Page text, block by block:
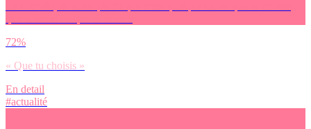
72%
« Que tu choisis »
En detail
#actualité